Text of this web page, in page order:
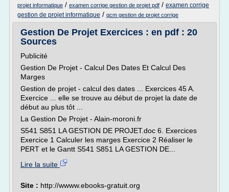
projet informatique / examen corrige gestion de projet pdf / examen corrige
gestion de projet informatique / qcm gestion de projet corrige
Gestion De Projet Exercices : en pdf : 20
Sources
Publicité
Gestion De Projet - Calcul Des Dates Et Calcul Des
Marges
Gestion de projet - calcul des dates ... Exercices 45 A.
Exercice ... elle se trouve au début de projet la date de
début au plus tôt ...
La Gestion De Projet - Alain-moroni.fr
S541 S851 LA GESTION DE PROJET.doc 6. Exercices
Exercice 1 Calculer les marges Exercice 2 Réaliser le
PERT et le Gantt S541 S851 LA GESTION DE...
Lire la suite
Site : http://wwww.ebooks-gratuit.org